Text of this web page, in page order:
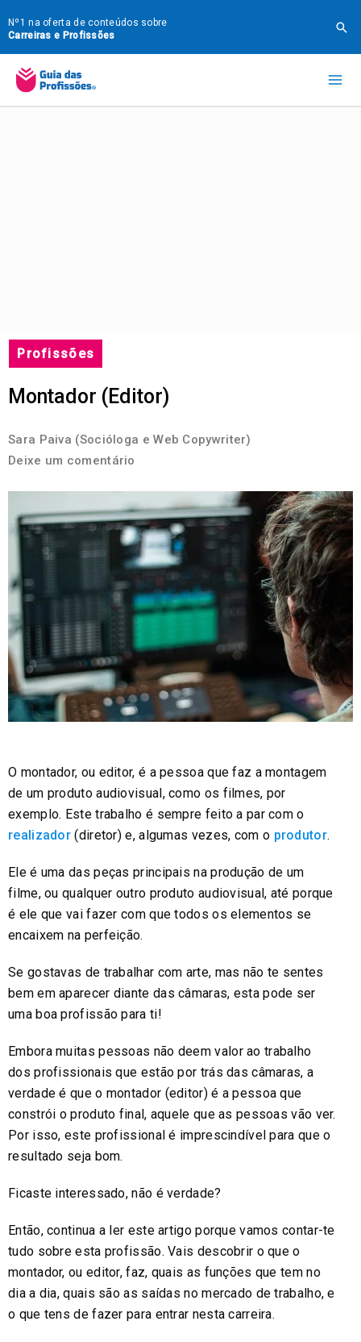
para
o
conteúdo
Nº1 na oferta de conteúdos sobre
Carreiras e Profissões
Profissões
Montador (Editor)
Sara Paiva (Socióloga e Web Copywriter)
Deixe um comentário
O montador, ou editor, é a pessoa que faz a montagem
de um produto audiovisual, como os filmes, por
exemplo. Este trabalho é sempre feito a par com o
realizador(diretor) e, algumas vezes, com o produtor.
Ele é uma das peças principais na produção de um
filme, ou qualquer outro produto audiovisual, até porque
é ele que vai fazer com que todos os elementos se
encaixem na perfeição.
Se gostavas de trabalhar com arte, mas não te sentes
bem em aparecer diante das câmaras, esta pode ser
uma boa profissão para ti!
Embora muitas pessoas não deem valor ao trabalho
dos profissionais que estão por trás das câmaras, a
verdade é que o montador (editor) é a pessoa que
constrói o produto final, aquele que as pessoas vão ver.
Por isso, este profissional é imprescindível para que o
resultado seja bom.
Ficaste interessado, não é verdade?
Então, continua a ler este artigo porque vamos contar-te
tudo sobre esta profissão. Vais descobrir o que o
montador, ou editor, faz, quais as funções que tem no
dia a dia, quais são as saídas no mercado de trabalho, e
o que tens de fazer para entrar nesta carreira.